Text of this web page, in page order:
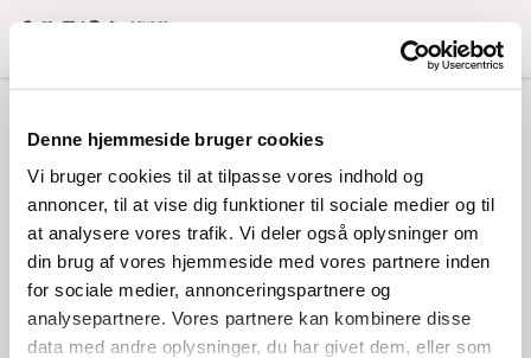
Denne hjemmeside bruger cookies
Vi bruger cookies til at tilpasse vores indhold og
annoncer, til at vise dig funktioner til sociale medier og til
at analysere vores trafik. Vi deler også oplysninger om
din brug af vores hjemmeside med vores partnere inden
for sociale medier, annonceringspartnere og
analysepartnere. Vores partnere kan kombinere disse
data med andre oplysninger, du har givet dem, eller som
Menu
RADIOUDSENDELSE:
I EN VERDEN UDEN
KØN
22.10.2019